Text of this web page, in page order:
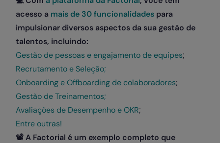
acesso a mais de 30 funcionalidades para
impulsionar diversos aspectos da sua gestão de
talentos, incluindo:
Gestão de pessoas e engajamento de equipes;
Recrutamento e Seleção;
Onboarding e Offboarding de colaboradores;
Gestão de Treinamentos;
Avaliações de Desempenho e OKR;
Entre outras!
📽️A Factorial é um exemplo completo que